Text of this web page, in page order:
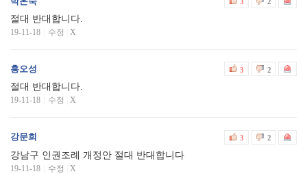
3 2
절대 반대합니다.
19-11-18 수정 X
홍오성 3 2
절대 반대합니다.
19-11-18 수정 X
강문희 3 2
강남구 인권조례 개정안 절대 반대합니다
19-11-18 수정 X